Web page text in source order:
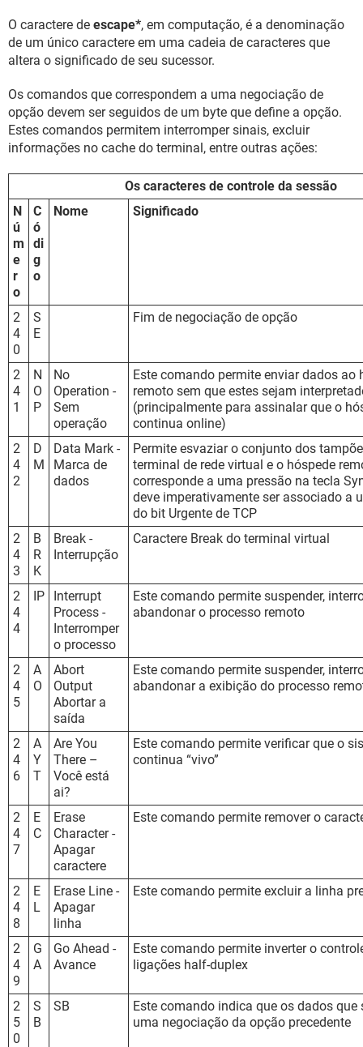
O caractere de escape*, em computação, é a denominação
de um único caractere em uma cadeia de caracteres que
altera o significado de seu sucessor.
Os comandos que correspondem a uma negociação de
opção devem ser seguidos de um byte que define a opção.
Estes comandos permitem interromper sinais, excluir
informações no cache do terminal, entre outras ações:
Os caracteres de controle da sessão
N
ú
m
e
r
o
C
ó
di
g
o
Nome Significado
2
4
0
S
E
Fim de negociação de opção
2
4
1
N
O
P
No
Operation -
Sem
operação
Este comando permite enviar dados ao
remoto sem que estes sejam
(principalmente para assinalar que o
continua online)
2
4
2
D
M
Data Mark -
Marca de
dados
Permite esvaziar o conjunto dos
terminal de rede virtual e o hóspede
corresponde a uma pressão na tecla
deve imperativamente ser associado a
do bit Urgente de TCP
2
4
3
B
R
K
Break -
Interrupção
Caractere Break do terminal virtual
2
4
4
IP
Interrupt
Process -
Interromper
o processo
Este comando permite suspender,
abandonar o processo remoto
2
4
5
A
O
Abort
Output
Abortar a
saída
Este comando permite suspender,
abandonar a exibição do processo
2
4
6
A
Y
T
Are You
There –
Você está
ai?
Este comando permite verificar que o
continua “vivo”
2
4
7
E
C
Erase
Character -
Apagar
caractere
Este comando permite remover o
2
4
8
E
L
Erase Line -
Apagar
linha
Este comando permite excluir a linha
2
4
9
G
A
Go Ahead -
Avance
Este comando permite inverter o
ligações half-duplex
2
5
0
S
B
SB
Este comando indica que os dados que
uma negociação da opção precedente